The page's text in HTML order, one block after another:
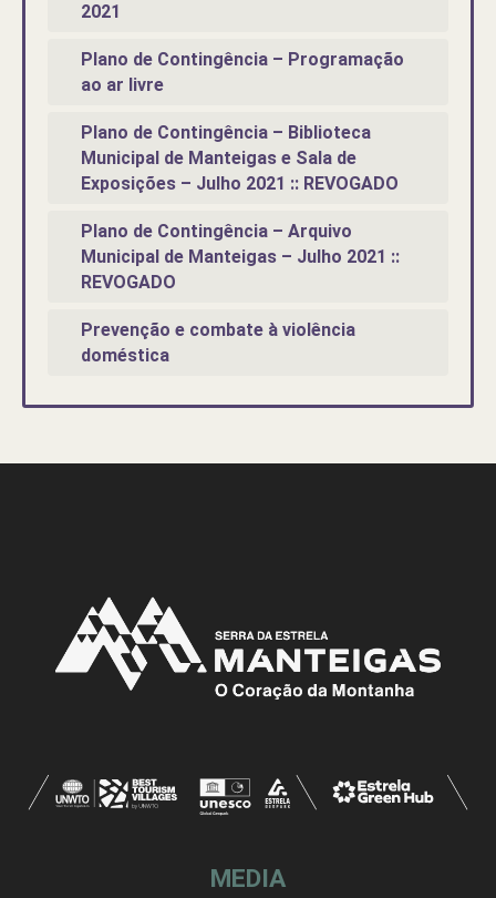
2021
Plano de Contingência – Programação
ao ar livre
Plano de Contingência – Biblioteca
Municipal de Manteigas e Sala de
Exposições – Julho 2021 :: REVOGADO
Plano de Contingência – Arquivo
Municipal de Manteigas – Julho 2021 ::
REVOGADO
Prevenção e combate à violência
doméstica
MEDIA